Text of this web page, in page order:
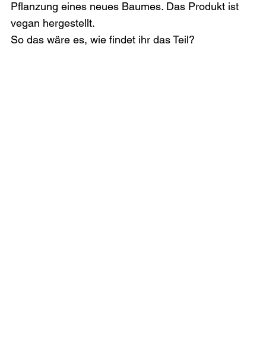
Pflanzung eines neues Baumes. Das Produkt ist
vegan hergestellt.
So das wäre es, wie findet ihr das Teil?